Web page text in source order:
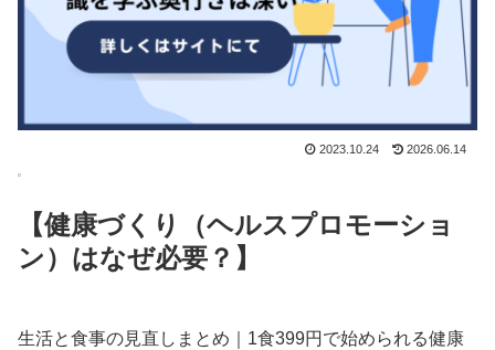
2023.10.24 2026.06.14
【健康づくり（ヘルスプロモーショ
ン）はなぜ必要？】
生活と食事の見直しまとめ｜1食399円で始められる健康